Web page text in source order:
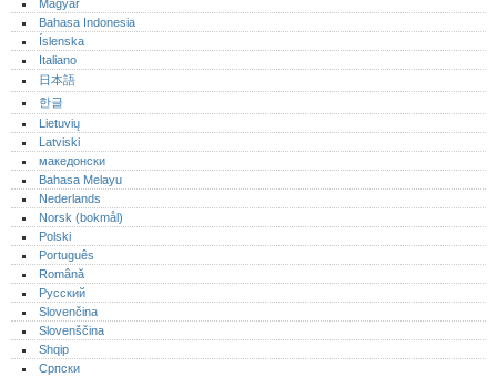
Magyar
Bahasa Indonesia
Íslenska
Italiano
日本語
한글
Lietuvių
Latviski
македонски
Bahasa Melayu
Nederlands
Norsk (bokmål)‎
Polski
Português‎
Română
Русский
Slovenčina
Slovenščina
Shqip
Српски